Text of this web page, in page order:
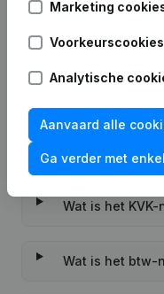
vermogen
Personeel 20
Veelgestelde vragen
Wat is het
Wat is het btw-
Marketing
Voorkeurscookies
Analytische
Aanvaard alle
Ga verder met